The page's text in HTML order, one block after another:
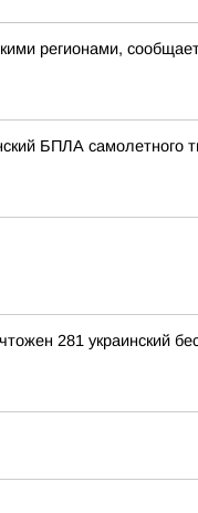
регионами,
БПЛА самолетного
281 украинский